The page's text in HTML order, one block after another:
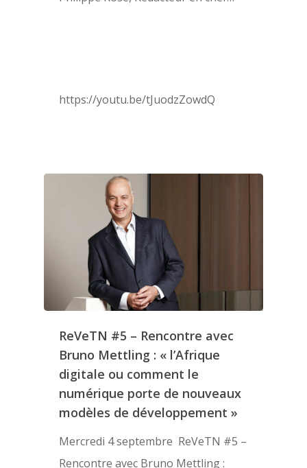
https://youtu.be/tJuodzZowdQ
ReVeTN #5 – Rencontre avec
Bruno Mettling : « l’Afrique
digitale ou comment le
numérique porte de nouveaux
modèles de développement »
Mercredi 4 septembre ReVeTN #5 –
Rencontre avec Bruno Mettling :